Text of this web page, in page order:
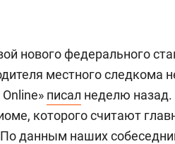
нового федерального
местного следкома
писал неделю
которого считают
данным наших